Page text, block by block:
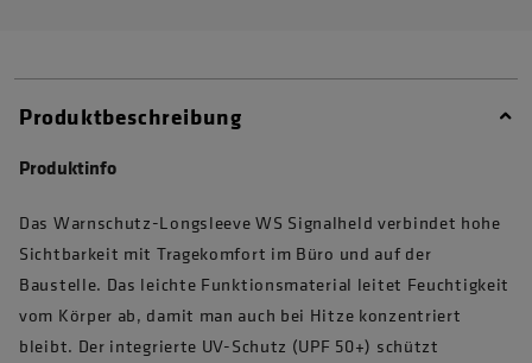
Produktbeschreibung
Produktinfo
Das Warnschutz-Longsleeve WS Signalheld verbindet hohe
Sichtbarkeit mit Tragekomfort im Büro und auf der
Baustelle. Das leichte Funktionsmaterial leitet Feuchtigkeit
vom Körper ab, damit man auch bei Hitze konzentriert
bleibt. Der integrierte UV-Schutz (UPF 50+) schützt